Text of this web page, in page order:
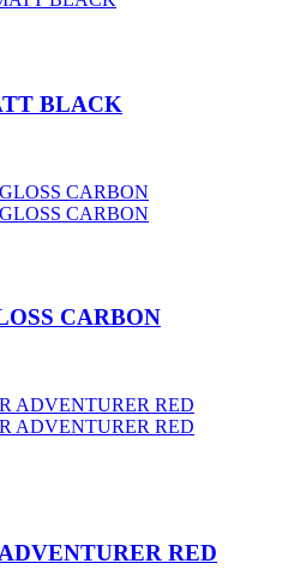
BLACK
CARBON
RED